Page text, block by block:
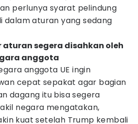
perlunya syarat pelindung
dalam aturan yang sedang
aturan segera disahkan oleh
anggota
anggota UE ingin
cepat sepakat agar bagian
dagang itu bisa segera
negara mengatakan,
kuat setelah Trump kembali